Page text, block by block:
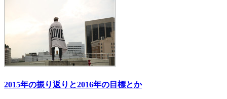
2015年の振り返りと2016年の目標とか